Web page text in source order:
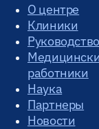
О центре
Клиники
Руководство
работники
Наука
Партнеры
Новости